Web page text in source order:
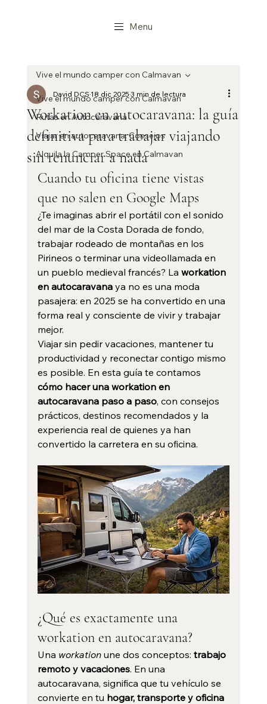
Menu
Vive el mundo camper con Calmavan
Rutas en Autocaravana
Viajar en autocaravana: Consejos
Alquila la Camper Space en Calmavan
Vive el mundo camper con Calmavan
Workation en autocaravana: la guía
definitiva para trabajar viajando
sin renunciar a nada
David DCS18 dic 20253 min de lectura
Cuando tu oficina tiene vistas
que no salen en Google Maps
¿Te imaginas abrir el portátil con el sonido
del mar de la Costa Dorada de fondo,
trabajar rodeado de montañas en los
Pirineos o terminar una videollamada en
un pueblo medieval francés? La workation
en autocaravana ya no es una moda
pasajera: en 2025 se ha convertido en una
forma real y consciente de vivir y trabajar
mejor.
Viajar sin pedir vacaciones, mantener tu
productividad y reconectar contigo mismo
es posible. En esta guía te contamos
cómo hacer una workation en
autocaravana paso a paso, con consejos
prácticos, destinos recomendados y la
experiencia real de quienes ya han
convertido la carretera en su oficina.
¿Qué es exactamente una
workation en autocaravana?
Una workation une dos conceptos: trabajo
remoto y vacaciones. En una
autocaravana, significa que tu vehículo se
convierte en tu hogar, transporte y oficina